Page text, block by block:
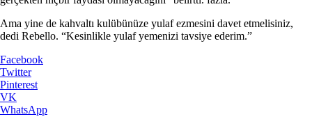
Ama yine de kahvaltı kulübünüze yulaf ezmesini davet etmelisiniz,
dedi Rebello. “Kesinlikle yulaf yemenizi tavsiye ederim.”
Facebook
Twitter
Pinterest
VK
WhatsApp